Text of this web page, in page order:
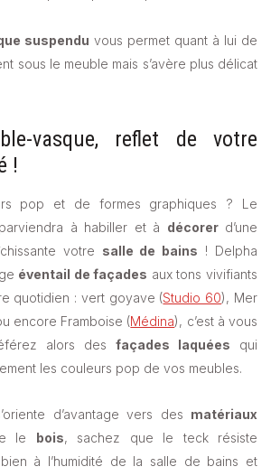
suspendu vous permet quant à lui de
sous le meuble mais s’avère plus délicat
vasque, reflet de votre
!
pop et de formes graphiques ? Le
à habiller et à décorerd’une
votre salle de bains ! Delpha
éventail de façades aux tons vivifiants
quotidien : vert goyave (Studio 60), Mer
encore Framboise (Médina), c’est à vous
alors des façades laquées qui
les couleurs pop de vos meubles.
d’avantage vers des matériaux
le bois, sachez que le teck résiste
bien à l’humidité de la salle de bains et